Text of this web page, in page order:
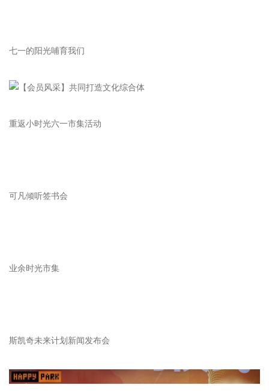
七一的阳光哺育我们
重返小时光六一市集活动
可凡倾听签书会
业余时光市集
斯凯奇未来计划新闻发布会